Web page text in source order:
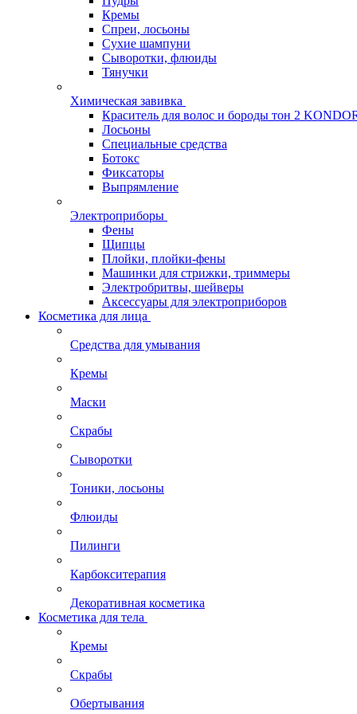
Кремы
Спреи, лосьоны
Сухие шампуни
Сыворотки, флюиды
Тянучки
Химическая завивка
Краситель для волос и бороды тон 2
Лосьоны
Специальные средства
Ботокс
Фиксаторы
Выпрямление
Электроприборы
Фены
Щипцы
Плойки, плойки-фены
Машинки для стрижки, триммеры
Электробритвы, шейверы
Аксессуары для электроприборов
Косметика для лица
Средства для умывания
Кремы
Маски
Скрабы
Сыворотки
Тоники, лосьоны
Флюиды
Пилинги
Карбокситерапия
Декоративная косметика
Косметика для тела
Кремы
Скрабы
Обертывания